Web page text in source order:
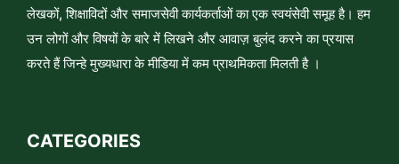
लेखकों, शिक्षाविदों और समाजसेवी कार्यकर्ताओं का एक स्वयंसेवी समूह है। हम
उन लोगों और विषयों के बारे में लिखने और आवाज़ बुलंद करने का प्रयास
करते हैं जिन्हे मुख्यधारा के मीडिया में कम प्राथमिकता मिलती है ।
CATEGORIES